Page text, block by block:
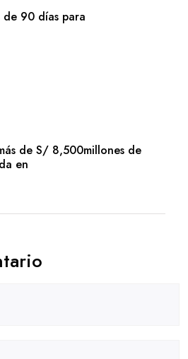
de 90 días para
de S/ 8,500millones de
en